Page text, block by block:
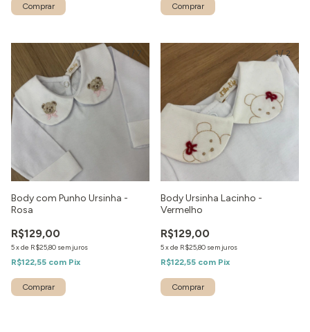
Comprar
1 / 7
Body com Punho Ursinha -
Rosa
R$129,00
5xde R$25,80 sem juros
R$122,55 com Pix
1/2
Body Ursinha Lacinho -
Vermelho
R$129,00
5xde R$25,80 sem juros
R$122,55 com Pix